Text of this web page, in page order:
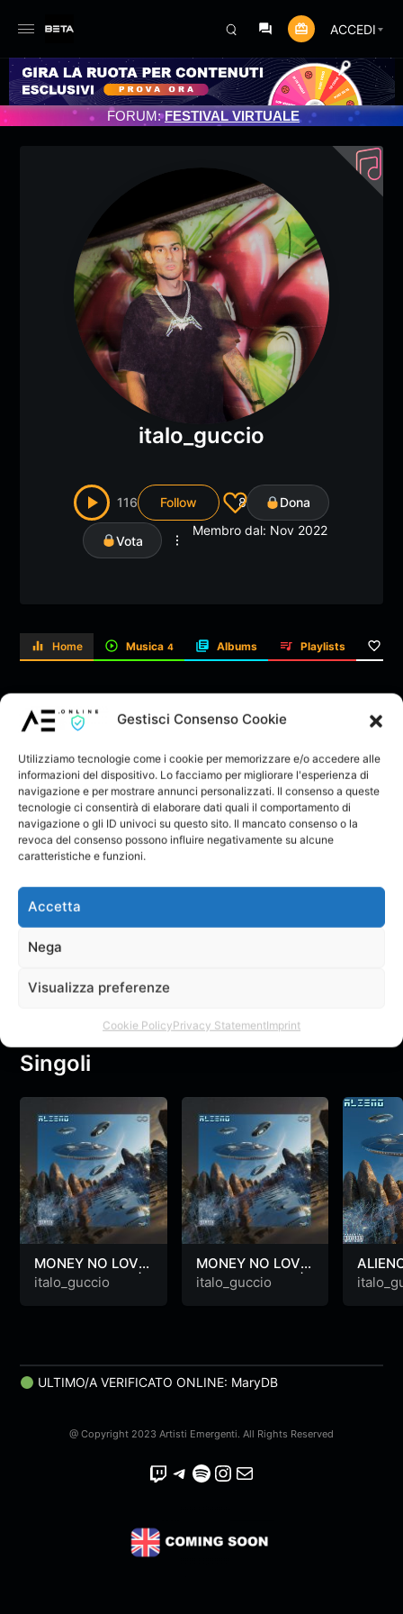
Gestisci Consenso Cookie
Utilizziamo tecnologie come i cookie per memorizzare e/o accedere alle
informazioni del dispositivo. Lo facciamo per migliorare l'esperienza di
navigazione e per mostrare annunci personalizzati. Il consenso a queste
tecnologie ci consentirà di elaborare dati quali il comportamento di
navigazione o gli ID univoci su questo sito. Il mancato consenso o la
revoca del consenso possono influire negativamente su alcune
caratteristiche e funzioni.
Accetta
Nega
Visualizza preferenze
Cookie PolicyPrivacy StatementImprint
ACCEDI
PROGRAMMATO 3/07/2025
FORUM:FESTIVAL VIRTUALE
italo_guccio
116 Follow 8 Dona
Vota
Membro dal: Nov 2022
Home Musica 4 Albums Playlists
Popolare
MONEY NO LOVE
ALIENO | [3D
Visual Art]
Il Creatore non ha ancora creato nessun topic nel forum.
Non ci sono Feedback
Singoli
MONEY NO LOVE
(prod. Junior F) |
italo_guccio
MONEY NO LOVE
(prod. Junior F) |
italo_guccio
ULTIMO/A VERIFICATO ONLINE: MaryDB
@ Copyright 2023 Artisti Emergenti. All Rights Reserved
Twitch Telegram Spotify Instagram Email